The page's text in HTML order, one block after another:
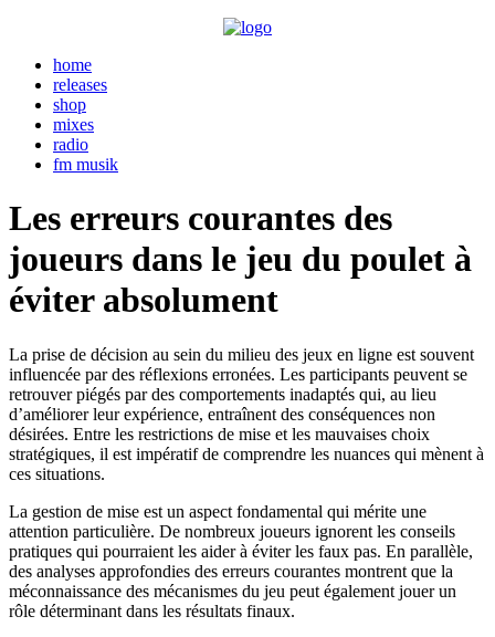
home
releases
shop
mixes
radio
fm musik
Les erreurs courantes des
joueurs dans le jeu du poulet à
éviter absolument
La prise de décision au sein du milieu des jeux en ligne est souvent
influencée par des réflexions erronées. Les participants peuvent se
retrouver piégés par des comportements inadaptés qui, au lieu
d’améliorer leur expérience, entraînent des conséquences non
désirées. Entre les restrictions de mise et les mauvaises choix
stratégiques, il est impératif de comprendre les nuances qui mènent à
ces situations.
La gestion de mise est un aspect fondamental qui mérite une
attention particulière. De nombreux joueurs ignorent les conseils
pratiques qui pourraient les aider à éviter les faux pas. En parallèle,
des analyses approfondies des erreurs courantes montrent que la
méconnaissance des mécanismes du jeu peut également jouer un
rôle déterminant dans les résultats finaux.